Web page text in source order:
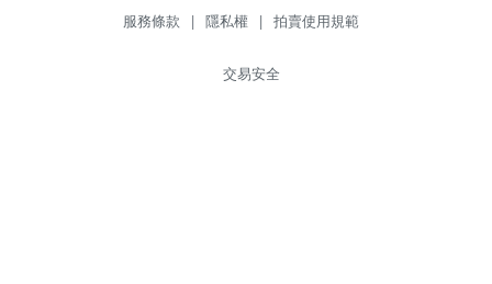
服務條款 | 隱私權 | 拍賣使用規範
交易安全